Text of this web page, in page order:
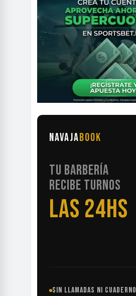
NAVAJABOOK
TU BARBERÍA
RECIBE TURNOS
LAS 24HS
SIN LLAMADAS NI CUADERNO